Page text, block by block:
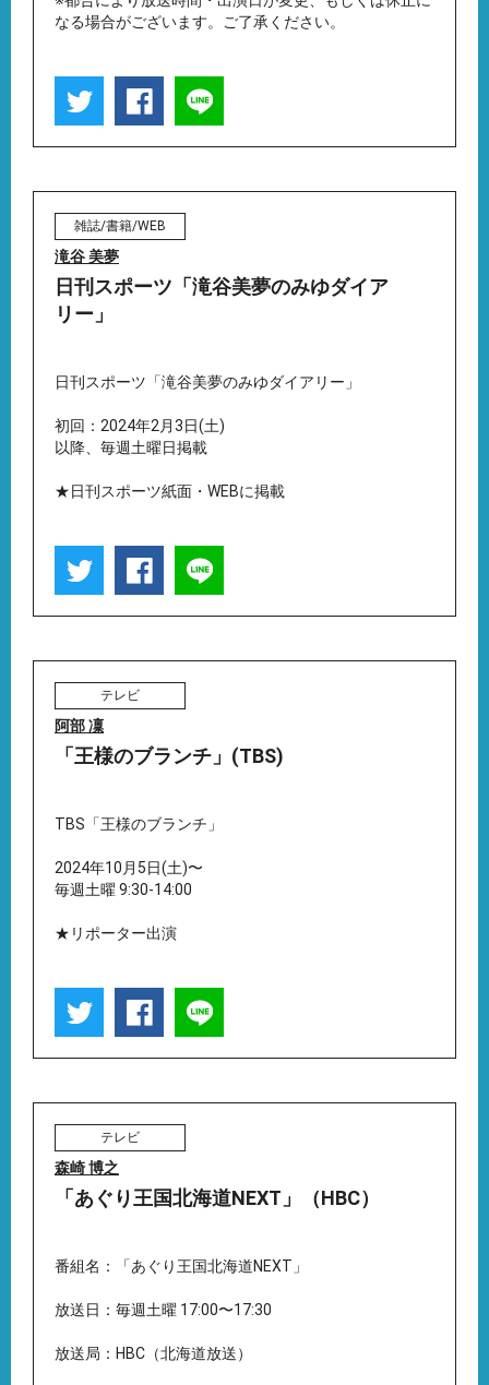
なる場合がございます。ご了承ください。
雑誌/書籍/WEB
滝谷 美夢
日刊スポーツ「滝谷美夢のみゆダイア
リー」
日刊スポーツ「滝谷美夢のみゆダイアリー」
初回：2024年2月3日(土)
以降、毎週土曜日掲載
★日刊スポーツ紙面・WEBに掲載
テレビ
阿部 凜
「王様のブランチ」(TBS)
TBS「王様のブランチ」
2024年10月5日(土)〜
毎週土曜 9:30-14:00
★リポーター出演
テレビ
森崎 博之
「あぐり王国北海道NEXT」（HBC）
番組名：「あぐり王国北海道NEXT」
放送日：毎週土曜 17:00〜17:30
放送局：HBC（北海道放送）